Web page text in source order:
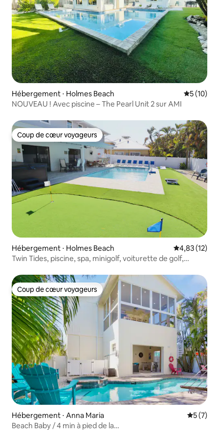
Hébergement ⋅ Holmes Beach
5 (10)
NOUVEAU ! Avec piscine – The Pearl Unit 2 sur AMI
Coup de cœur voyageurs
Coup de cœur voyageurs
Hébergement ⋅ Holmes Beach Évaluation
4,83 (12)
Twin Tides, piscine, spa, minigolf, voiturette de golf,
Coup de cœur voyageurs
Coup de cœur voyageurs
Hébergement ⋅ Anna Maria
5 (7)
Beach Baby / 4 min à pied de la